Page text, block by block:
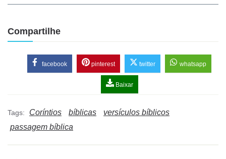
Compartilhe
facebook pinterest twitter whatsapp
Baixar
Tags: Coríntios bíblicas
versículos bíblicos
passagem bíblica